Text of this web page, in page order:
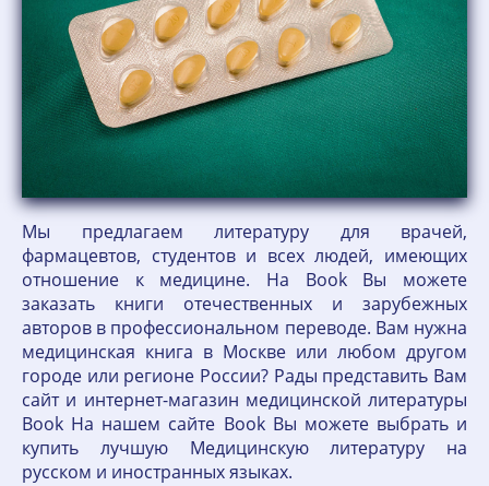
Мы предлагаем литературу для врачей,
фармацевтов, студентов и всех людей, имеющих
отношение к медицине. На Book Вы можете
заказать книги отечественных и зарубежных
авторов в профессиональном переводе. Вам нужна
медицинская книга в Москве или любом другом
городе или регионе России? Рады представить Вам
сайт и интернет-магазин медицинской литературы
Book На нашем сайте Book Вы можете выбрать и
купить лучшую Медицинскую литературу на
русском и иностранных языках.